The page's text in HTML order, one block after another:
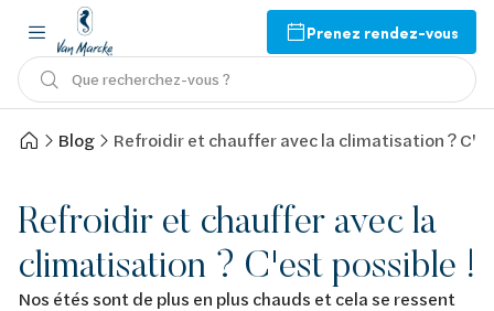
Prenez rendez-vous
Que recherchez-vous ?
Blog Refroidir et chauffer avec la climatisation ?
Refroidir et chauffer avec la
climatisation ? C'est possible !
Nos étés sont de plus en plus chauds et cela se ressent